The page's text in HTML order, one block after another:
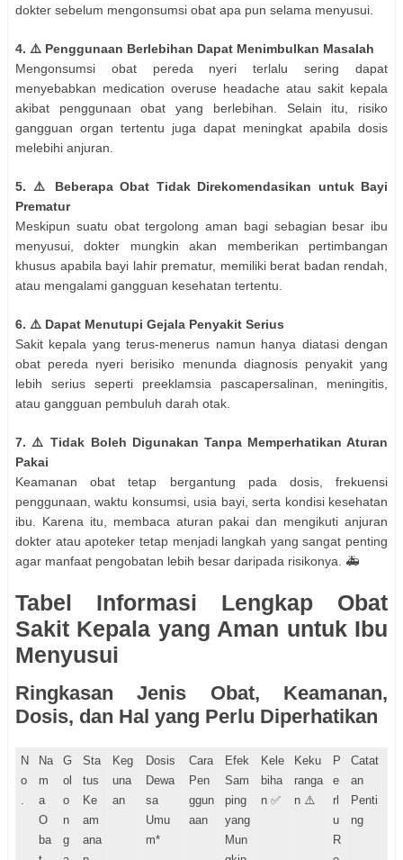
dokter sebelum mengonsumsi obat apa pun selama menyusui.
4. ⚠️ Penggunaan Berlebihan Dapat Menimbulkan Masalah
Mengonsumsi obat pereda nyeri terlalu sering dapat
menyebabkan medication overuse headache atau sakit kepala
akibat penggunaan obat yang berlebihan. Selain itu, risiko
gangguan organ tertentu juga dapat meningkat apabila dosis
melebihi anjuran.
5. ⚠️ Beberapa Obat Tidak Direkomendasikan untuk Bayi
Prematur
Meskipun suatu obat tergolong aman bagi sebagian besar ibu
menyusui, dokter mungkin akan memberikan pertimbangan
khusus apabila bayi lahir prematur, memiliki berat badan rendah,
atau mengalami gangguan kesehatan tertentu.
6. ⚠️ Dapat Menutupi Gejala Penyakit Serius
Sakit kepala yang terus-menerus namun hanya diatasi dengan
obat pereda nyeri berisiko menunda diagnosis penyakit yang
lebih serius seperti preeklamsia pascapersalinan, meningitis,
atau gangguan pembuluh darah otak.
7. ⚠️ Tidak Boleh Digunakan Tanpa Memperhatikan Aturan
Pakai
Keamanan obat tetap bergantung pada dosis, frekuensi
penggunaan, waktu konsumsi, usia bayi, serta kondisi kesehatan
ibu. Karena itu, membaca aturan pakai dan mengikuti anjuran
dokter atau apoteker tetap menjadi langkah yang sangat penting
agar manfaat pengobatan lebih besar daripada risikonya. 🚑
Tabel Informasi Lengkap Obat
Sakit Kepala yang Aman untuk Ibu
Menyusui
Ringkasan Jenis Obat, Keamanan,
Dosis, dan Hal yang Perlu Diperhatikan
N
o
.
Na
m
a
O
ba
G
ol
o
n
g
Sta
tus
Ke
am
ana
Keg
una
an
Dosis
Dewa
sa
Umu
m*
Cara
Pen
ggun
aan
Efek
Sam
ping
yang
Mun
Kele
biha
n ✅
Keku
ranga
n ⚠️
P
e
rl
u
R
Catat
an
Penti
ng